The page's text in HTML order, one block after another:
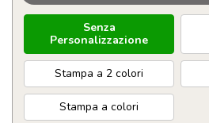
Senza
Personalizzazione
Stampa a 2 colori
Stampa a colori